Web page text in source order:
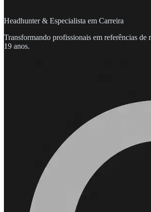
Headhunter & Especialista em Carreira
Transformando profissionais em referências de
19 anos.